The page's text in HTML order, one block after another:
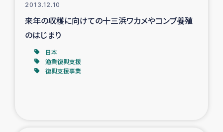
インドネシア中部 スラウェシの地震・津波被災者支援
スリランカ ジャフナ県干物事業
2013.12.10
来年の収穫に向けての十三浜ワカメやコンブ養殖
のはじまり
日本
漁業復興支援
復興支援事業